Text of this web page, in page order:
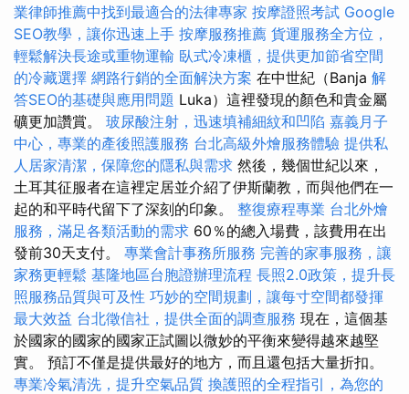
業律師推薦中找到最適合的法律專家 按摩證照考試 Google
SEO教學，讓你迅速上手 按摩服務推薦 貨運服務全方位，
輕鬆解決長途或重物運輸 臥式冷凍櫃，提供更加節省空間
的冷藏選擇 網路行銷的全面解決方案 在中世紀（Banja 解
答SEO的基礎與應用問題 Luka）這裡發現的顏色和貴金屬
礦更加讚賞。 玻尿酸注射，迅速填補細紋和凹陷 嘉義月子
中心，專業的產後照護服務 台北高級外燴服務體驗 提供私
人居家清潔，保障您的隱私與需求 然後，幾個世紀以來，
土耳其征服者在這裡定居並介紹了伊斯蘭教，而與他們在一
起的和平時代留下了深刻的印象。 整復療程專業 台北外燴
服務，滿足各類活動的需求 60％的總入場費，該費用在出
發前30天支付。 專業會計事務所服務 完善的家事服務，讓
家務更輕鬆 基隆地區台胞證辦理流程 長照2.0政策，提升長
照服務品質與可及性 巧妙的空間規劃，讓每寸空間都發揮
最大效益 台北徵信社，提供全面的調查服務 現在，這個基
於國家的國家的國家正試圖以微妙的平衡來變得越來越堅
實。 預訂不僅是提供最好的地方，而且還包括大量折扣。
專業冷氣清洗，提升空氣品質 換護照的全程指引，為您的